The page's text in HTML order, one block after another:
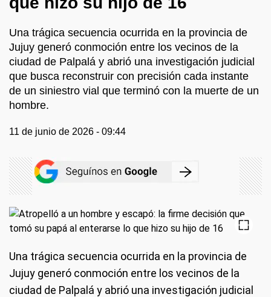
Una trágica secuencia ocurrida en la provincia de
Jujuy generó conmoción entre los vecinos de la
ciudad de Palpalá y abrió una investigación judicial
que busca reconstruir con precisión cada instante
de un siniestro vial que terminó con la muerte de un
hombre.
11 de junio de 2026 - 09:44
Una trágica secuencia ocurrida en la provincia de
Jujuy generó conmoción entre los vecinos de la
ciudad de Palpalá y abrió una investigación judicial